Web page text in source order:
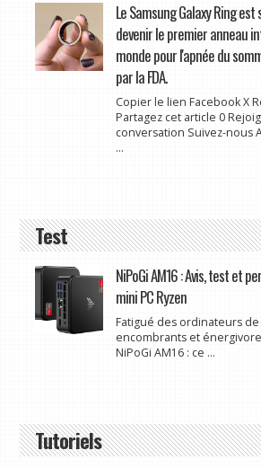
Le Samsung Galaxy Ring
devenir le premier anneau
monde pour l'apnée du
par la FDA.
Copier le lien Facebook X
Partagez cet article 0
conversation Suivez-nous
...
Test
NiPoGi AM16 : Avis, test et
mini PC Ryzen
Fatigué des ordinateurs
encombrants et
NiPoGi AM16 : ce ...
Tutoriels